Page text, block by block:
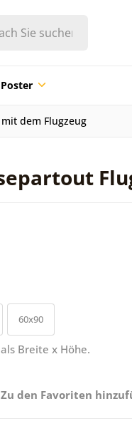
Poster
dem Flugzeug
60x90
Breite x Höhe.
Zu den Favoriten